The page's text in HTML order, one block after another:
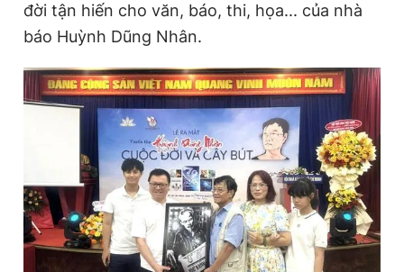
đời tận hiến cho văn, báo, thi, họa... của nhà
báo Huỳnh Dũng Nhân.